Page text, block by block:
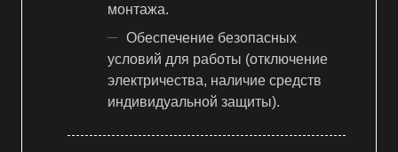
монтажа.
Обеспечение безопасных
условий для работы (отключение
электричества, наличие средств
индивидуальной защиты).